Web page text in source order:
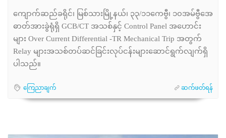
ကျောက်ဆည်ခရိုင်၊ မြစ်သားမြို့နယ်၊ ၃၃/၁၁ကေဗွီ၊ ၁၀အမ်ဗွီအေ
ဓာတ်အားခွဲရုံရှိ GCB/CT အသစ်နှင့် Control Panel အဟောင်း
များ Over Current Differential -TR Mechanical Trip အတွက်
Relay များအသစ်တပ်ဆင်ခြင်းလုပ်ငန်းများဆောင်ရွက်လျက်ရှိ
ပါသည်။
ကြေညာချက် ဆက်ဖတ်ရန်